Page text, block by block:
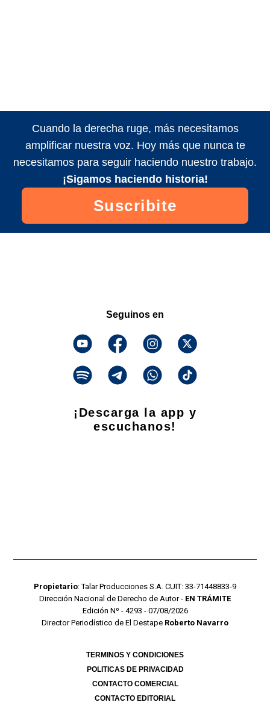
Cuando la derecha ruge, más necesitamos
amplificar nuestra voz. Hoy más que nunca te
necesitamos para seguir haciendo nuestro trabajo.
¡Sigamos haciendo historia!
Suscribite
Seguinos en
¡Descarga la app y
escuchanos!
Propietario: Talar Producciones S.A. CUIT: 33-71448833-9
Dirección Nacional de Derecho de Autor - EN TRÁMITE
Edición Nº - 4293 - 07/08/2026
Director Periodístico de El Destape Roberto Navarro
TERMINOS Y CONDICIONES
POLITICAS DE PRIVACIDAD
CONTACTO COMERCIAL
CONTACTO EDITORIAL